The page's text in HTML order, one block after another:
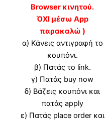
Browser κινητού.
ΌΧΙ μέσω App
παρακαλώ )
α) Κάνεις αντιγραφή το
κουπόνι.
β) Πατάς το link.
γ) Πατάς buy now
δ) Βάζεις κουπόνι και
πατάς apply
ε) Πατάς place order και